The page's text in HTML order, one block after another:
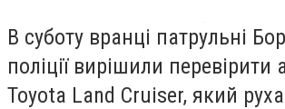
В суботу вранці патрульні
поліції вирішили перевірити
Toyota Land Cruiser, який